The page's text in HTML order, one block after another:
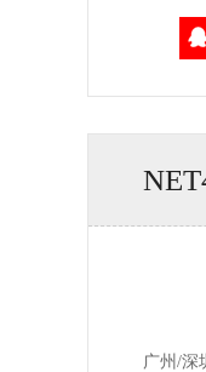
广州/深